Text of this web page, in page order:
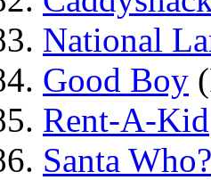
National
Good Boy
Rent-A-Kid
Santa Who?